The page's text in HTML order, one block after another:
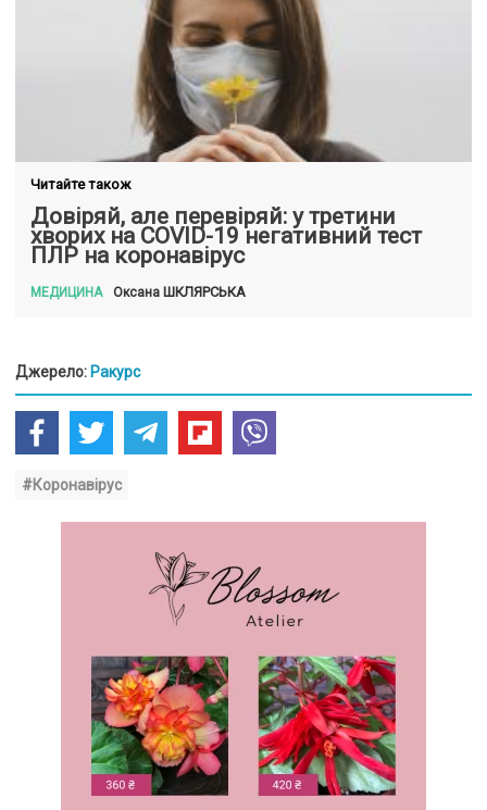
Читайте також
Довіряй, але перевіряй: у третини
хворих на COVID-19 негативний тест
ПЛР на коронавірус
МЕДИЦИНА Оксана ШКЛЯРСЬКА
Джерело: Ракурс
#Коронавірус